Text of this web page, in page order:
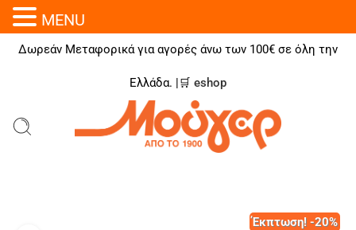
Δωρεάν Μεταφορικά για αγορές άνω των 100€ σε όλη την
Ελλάδα. |🛒 eshop
Έκπτωση! -20%
MENU